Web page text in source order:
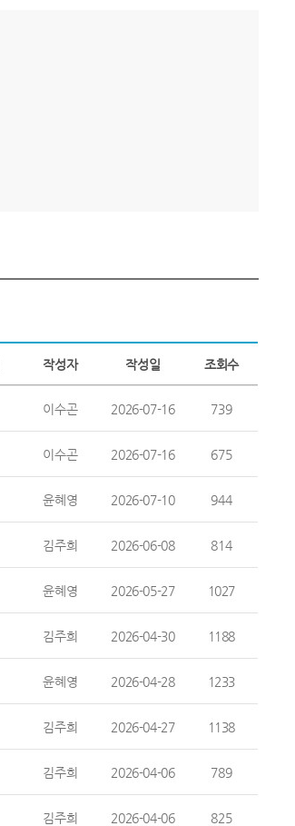
작성자 작성일 조회수
이수곤 2026-07-16 739
이수곤 2026-07-16 675
윤혜영 2026-07-10 944
김주희 2026-06-08 814
윤혜영 2026-05-27 1027
김주희 2026-04-30 1188
윤혜영 2026-04-28 1233
김주희 2026-04-27 1138
김주희 2026-04-06 789
김주희 2026-04-06 825